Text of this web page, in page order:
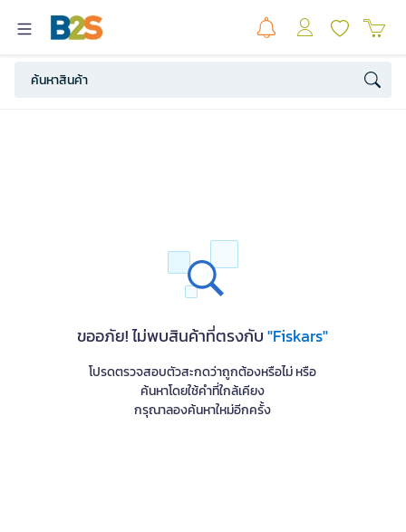
ขออภัย! ไม่พบสินค้าที่ตรงกับ"Fiskars"
โปรดตรวจสอบตัวสะกดว่าถูกต้องหรือไม่ หรือ
ค้นหาโดยใช้คำที่ใกล้เคียง
กรุณาลองค้นหาใหม่อีกครั้ง